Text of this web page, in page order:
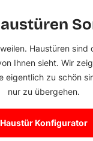
starten
Haustüren sind
Ihnen sieht. Wir
eigentlich zu schön
nur zu übergehen.
Haustür Konfigurator